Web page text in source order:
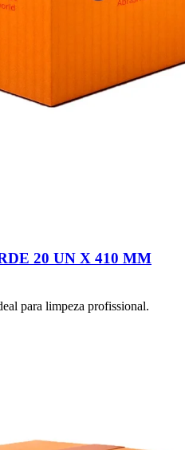
20 UN X 410 MM
para limpeza profissional.